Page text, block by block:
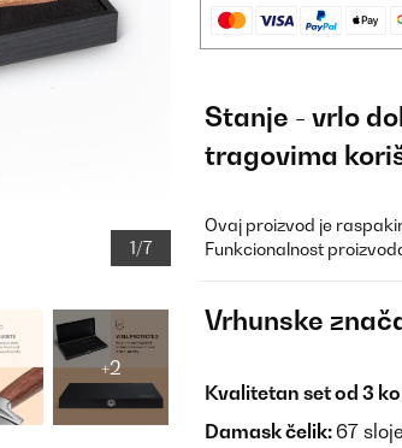
1/7
+2
Stanje - vrlo
tragovima
Ovaj proizvod je
Funkcionalnost
Vrhunske
Kvalitetan set od 3
Damask čelik: 67